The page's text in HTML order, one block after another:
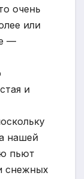
очень
или
—
и
нашей
пьют
снежных